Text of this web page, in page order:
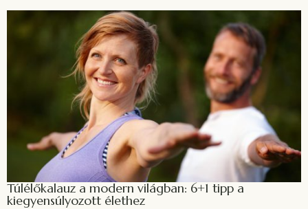
Túlélőkalauz a modern világban: 6+1 tipp a
kiegyensúlyozott élethez